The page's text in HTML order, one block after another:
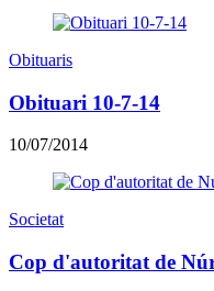
Obituaris
Obituari 10-7-14
10/07/2014
Societat
Cop d'autoritat de